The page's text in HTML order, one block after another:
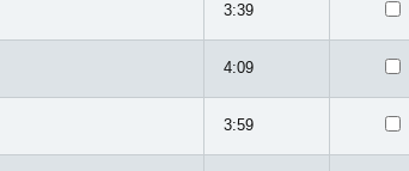
3:39
4:09
3:59